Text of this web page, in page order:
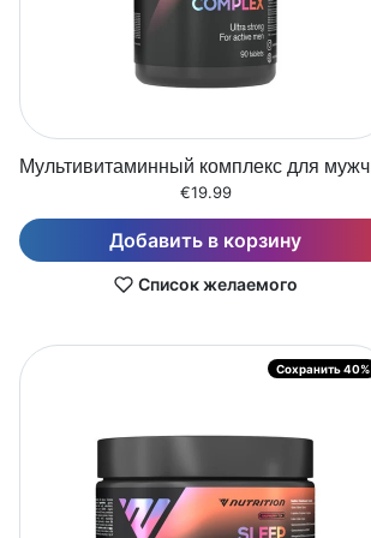
€19.99
Добавить в корзину
Список желаемого
Сохранить 40%